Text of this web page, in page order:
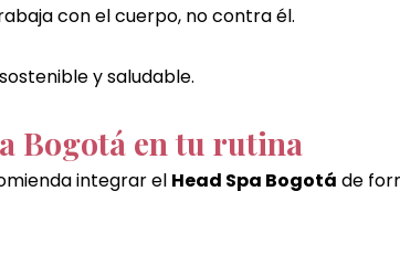
con el cuerpo, no contra él.
y saludable.
Bogotá en tu rutina
integrar el Head Spa Bogotá de